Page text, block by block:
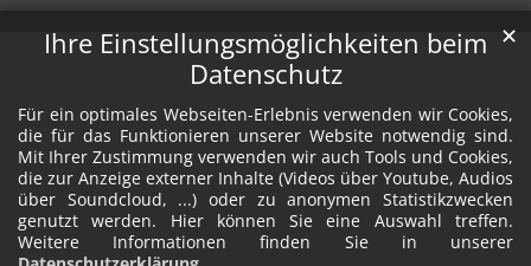
Ihre Einstellungsmöglichkeiten beim
Datenschutz
Für ein optimales Webseiten-Erlebnis verwenden wir Cookies,
die für das Funktionieren unserer Website notwendig sind.
Mit Ihrer Zustimmung verwenden wir auch Tools und Cookies,
die zur Anzeige externer Inhalte (Videos über Youtube, Audios
über Soundcloud, ...) oder zu anonymen Statistikzwecken
genutzt werden. Hier können Sie eine Auswahl treffen.
Weitere Informationen finden Sie in unserer
✕